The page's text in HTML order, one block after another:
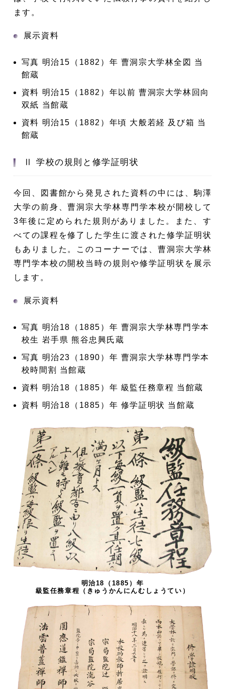
ます。
展示資料
写真 明治15（1882）年 曹洞宗大学林全図 当
館蔵
資料 明治15（1882）年以前 曹洞宗大学林回向
双紙 当館蔵
資料 明治15（1882）年頃 大般若経 及び箱 当
館蔵
Ⅱ 学校の規則と修学証明状
今回、図書館から発見された資料の中には、駒澤
大学の前身、曹洞宗大学林専門学本校が開校して
3年後に定められた規則がありました。また、す
べての課程を修了した学生に渡された修学証明状
もありました。このコーナーでは、曹洞宗大学林
専門学本校の開校当時の規則や修学証明状を展示
します。
展示資料
写真 明治18（1885）年 曹洞宗大学林専門学本
校生 岩手県 熊谷忠興氏蔵
写真 明治23（1890）年 曹洞宗大学林専門学本
校時間割 当館蔵
資料 明治18（1885）年 級監任務章程 当館蔵
資料 明治18（1885）年 修学証明状 当館蔵
明治18（1885）年
級監任務章程（きゅうかんにんむしょうてい）